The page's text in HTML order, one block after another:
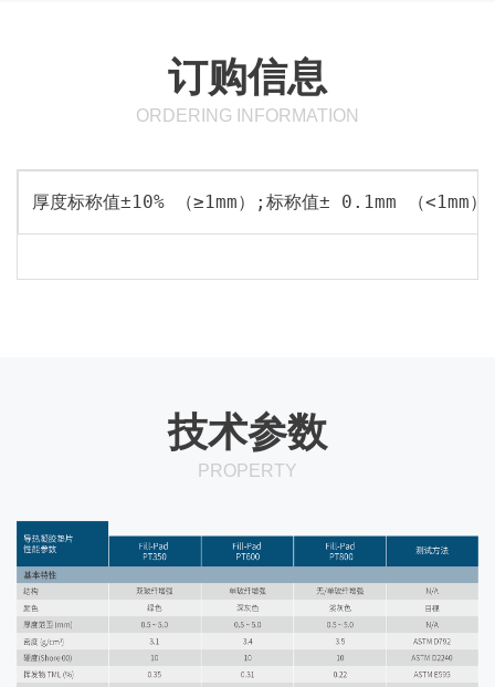
订购信息
技术参数
PROPERTY